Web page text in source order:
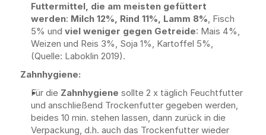
Futtermittel, die am meisten gefüttert
werden: Milch 12%, Rind 11%, Lamm 8%, Fisch
5% und viel weniger gegen Getreide: Mais 4%,
Weizen und Reis 3%, Soja 1%, Kartoffel 5%,
(Quelle: Laboklin 2019).
Zahnhygiene:
Für die Zahnhygiene sollte 2 x täglich Feuchtfutter
und anschließend Trockenfutter gegeben werden,
beides 10 min. stehen lassen, dann zurück in die
Verpackung, d.h. auch das Trockenfutter wieder